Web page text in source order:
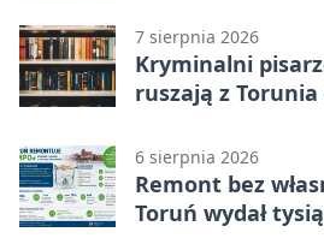
7 sierpnia 2026
Kryminalni
ruszają z
6 sierpnia 2026
Remont bez
Toruń wydał